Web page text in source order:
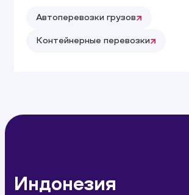
Автоперевозки грузов
Контейнерные перевозки
Индонезия